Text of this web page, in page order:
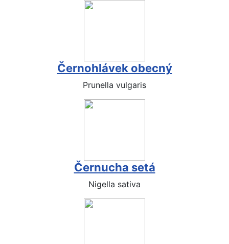
Černohlávek obecný
Prunella vulgaris
Černucha setá
Nigella sativa